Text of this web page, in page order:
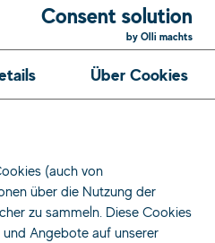
Consent solution
by Olli machts
Über Cookies
(auch von
über die Nutzung der
zu sammeln. Diese Cookies
Angebote auf unserer